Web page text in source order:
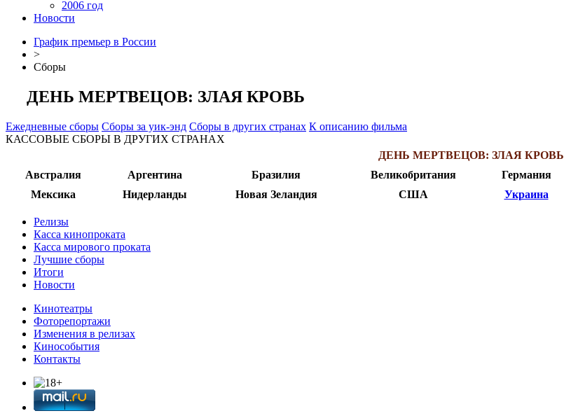
2006 год
Новости
График премьер в России
>
Сборы
ДЕНЬ МЕРТВЕЦОВ: ЗЛАЯ КРОВЬ
Ежедневные сборы Сборы за уик-энд Сборы в других странах К описанию фильма
КАССОВЫЕ СБОРЫ В ДРУГИХ СТРАНАХ
ДЕНЬ МЕРТВЕЦОВ: ЗЛАЯ КРОВЬ
Австралия
Аргентина Бразилия Великобритания Германия
Мексика
Нидерланды Новая Зеландия США Украина
Релизы
Касса кинопроката
Касса мирового проката
Лучшие сборы
Итоги
Новости
Кинотеатры
Фоторепортажи
Изменения в релизах
Кинособытия
Контакты